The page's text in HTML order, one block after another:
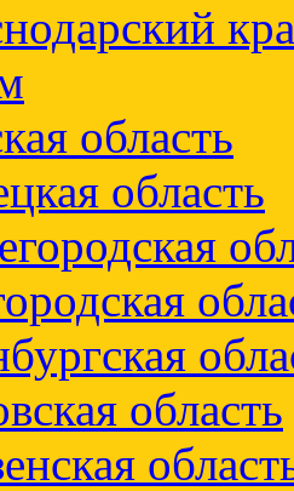
область
область
область